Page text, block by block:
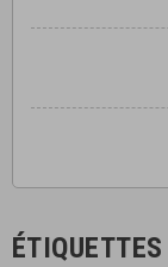
ÉTIQUETTES